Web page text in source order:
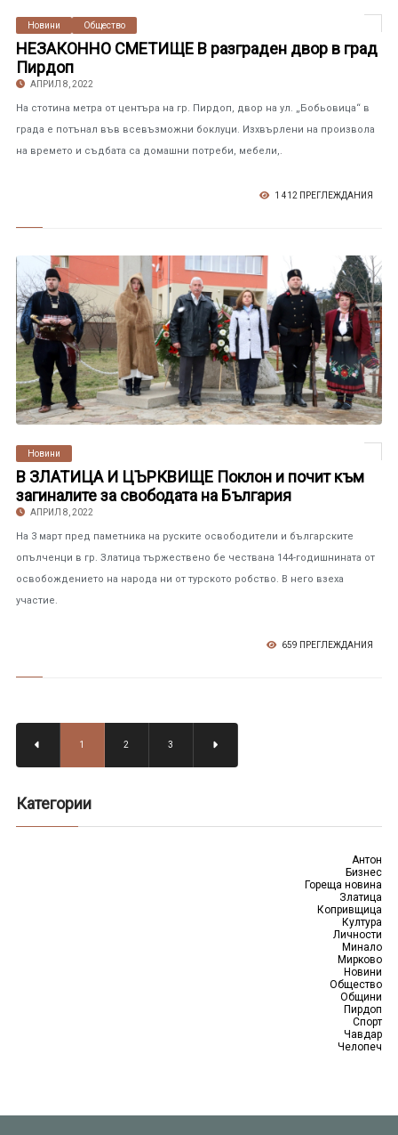
Новини Общество
НЕЗАКОННО СМЕТИЩЕ В разграден двор в град
Пирдоп
АПРИЛ 8, 2022
На стотина метра от центъра на гр. Пирдоп, двор на ул. „Бобьовица“ в
града е потънал във всевъзможни боклуци. Изхвърлени на произвола
на времето и съдбата са домашни потреби, мебели,.
1 412 ПРЕГЛЕЖДАНИЯ
Новини
В ЗЛАТИЦА И ЦЪРКВИЩЕ Поклон и почит към
загиналите за свободата на България
АПРИЛ 8, 2022
На 3 март пред паметника на руските освободители и българските
опълченци в гр. Златица тържествено бе чествана 144-годишнината от
освобождението на народа ни от турското робство. В него взеха
участие.
659 ПРЕГЛЕЖДАНИЯ
1 2 3
Категории
Антон
Бизнес
Гореща новина
Златица
Копривщица
Култура
Личности
Минало
Мирково
Новини
Общество
Общини
Пирдоп
Спорт
Чавдар
Челопеч